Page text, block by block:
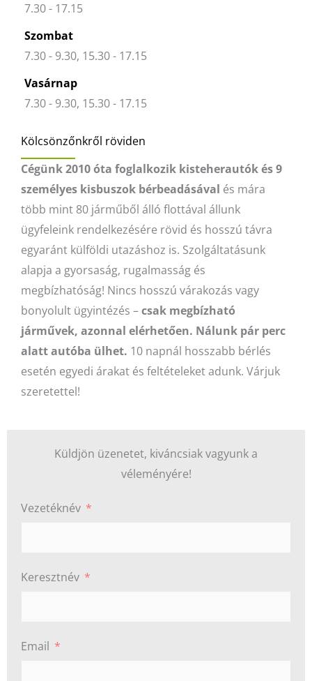
7.30 - 17.15
Szombat
7.30 - 9.30, 15.30 - 17.15
Vasárnap
7.30 - 9.30, 15.30 - 17.15
Kölcsönzőnkről röviden
Cégünk 2010 óta foglalkozik kisteherautók és 9
személyes kisbuszok bérbeadásával és mára
több mint 80 járműből álló flottával állunk
ügyfeleink rendelkezésére rövid és hosszú távra
egyaránt külföldi utazáshoz is. Szolgáltatásunk
alapja a gyorsaság, rugalmasság és
megbízhatóság! Nincs hosszú várakozás vagy
bonyolult ügyintézés –csak megbízható
járművek, azonnal elérhetően. Nálunk pár perc
alatt autóba ülhet. 10 napnál hosszabb bérlés
esetén egyedi árakat és feltételeket adunk. Várjuk
szeretettel!
Küldjön üzenetet, kiváncsiak vagyunk a
véleményére!
Vezetéknév
Keresztnév
Email